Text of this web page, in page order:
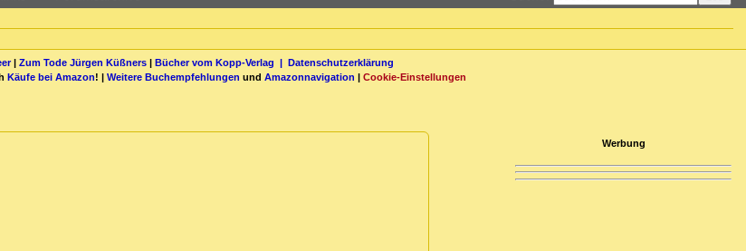
| Zum Tode Jürgen Küßners| Bücher vom Kopp-Verlag | Datenschutzerklärung
Käufe bei Amazon! | Weitere Buchempfehlungen und Amazonnavigation | Cookie-Einstellungen
Werbung